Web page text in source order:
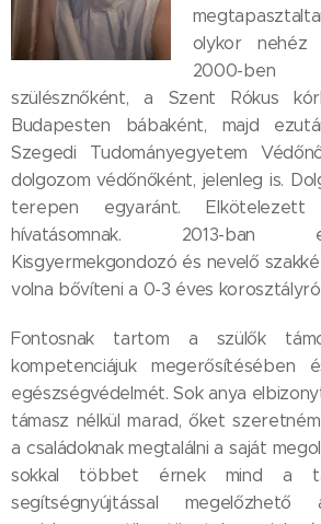
olykor nehéz
2000-
szülésznőként, a Szent Rókus
Budapesten bábaként, majd
Szegedi Tudományegyetem
dolgozom védőnőként, jelenleg is.
terepen egyaránt.
hívatásomnak. 2013-ban
Kisgyermekgondozó és nevelő
volna bővíteni a 0-3 éves
Fontosnak tartom a szülők
kompetenciájuk megerősítésében
egészségvédelmét. Sok anya
támasz nélkül marad, őket
a családoknak megtalálni a saját
sokkal többet érnek mind a
segítségnyújtással